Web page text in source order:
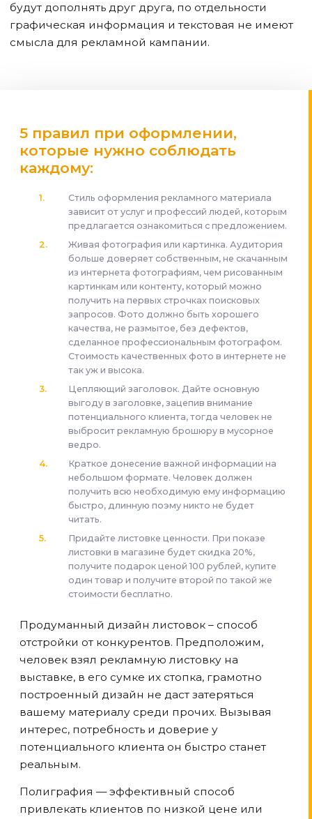
будут дополнять друг друга, по отдельности
графическая информация и текстовая не имеют
смысла для рекламной кампании.
5 правил при оформлении,
которые нужно соблюдать
каждому:
Стиль оформления рекламного материала
зависит от услуг и профессий людей, которым
предлагается ознакомиться с предложением.
Живая фотография или картинка. Аудитория
больше доверяет собственным, не скачанным
из интернета фотографиям, чем рисованным
картинкам или контенту, который можно
получить на первых строчках поисковых
запросов. Фото должно быть хорошего
качества, не размытое, без дефектов,
сделанное профессиональным фотографом.
Стоимость качественных фото в интернете не
так уж и высока.
Цепляющий заголовок. Дайте основную
выгоду в заголовке, зацепив внимание
потенциального клиента, тогда человек не
выбросит рекламную брошюру в мусорное
ведро.
Краткое донесение важной информации на
небольшом формате. Человек должен
получить всю необходимую ему информацию
быстро, длинную поэму никто не будет
читать.
Придайте листовке ценности. При показе
листовки в магазине будет скидка 20%,
получите подарок ценой 100 рублей, купите
один товар и получите второй по такой же
стоимости бесплатно.
Продуманный дизайн листовок – способ
отстройки от конкурентов. Предположим,
человек взял рекламную листовку на
выставке, в его сумке их стопка, грамотно
построенный дизайн не даст затеряться
вашему материалу среди прочих. Вызывая
интерес, потребность и доверие у
потенциального клиента он быстро станет
реальным.
Полиграфия — эффективный способ
привлекать клиентов по низкой цене или